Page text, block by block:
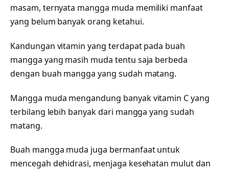
masam, ternyata mangga muda memiliki manfaat
yang belum banyak orang ketahui.
Kandungan vitamin yang terdapat pada buah
mangga yang masih muda tentu saja berbeda
dengan buah mangga yang sudah matang.
Mangga muda mengandung banyak vitamin C yang
terbilang lebih banyak dari mangga yang sudah
matang.
Buah mangga muda juga bermanfaat untuk
mencegah dehidrasi, menjaga kesehatan mulut dan